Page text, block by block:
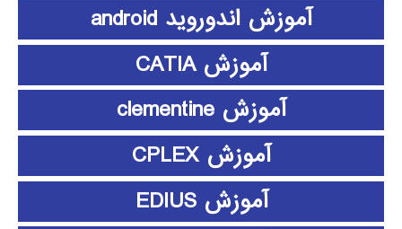
آموزش اندوروید android
آموزش CATIA
آموزش clementine
آموزش CPLEX
آموزش EDIUS